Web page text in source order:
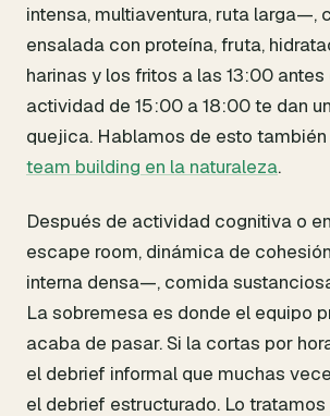
intensa, multiaventura, ruta larga—,
ensalada con proteína, fruta,
harinas y los fritos a las 13:00 antes
actividad de 15:00 a 18:00 te dan
quejica. Hablamos de esto
team building en la naturaleza.
Después de actividad cognitiva o
escape room, dinámica de
interna densa—, comida
La sobremesa es donde el equipo
acaba de pasar. Si la cortas por
el debrief informal que muchas
el debrief estructurado. Lo